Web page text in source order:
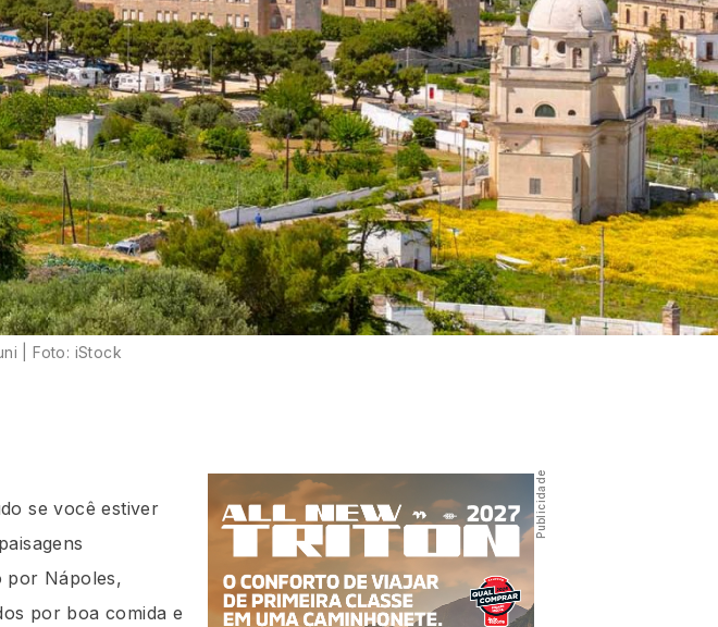
| Foto: iStock
se você estiver
por Nápoles,
por boa comida e